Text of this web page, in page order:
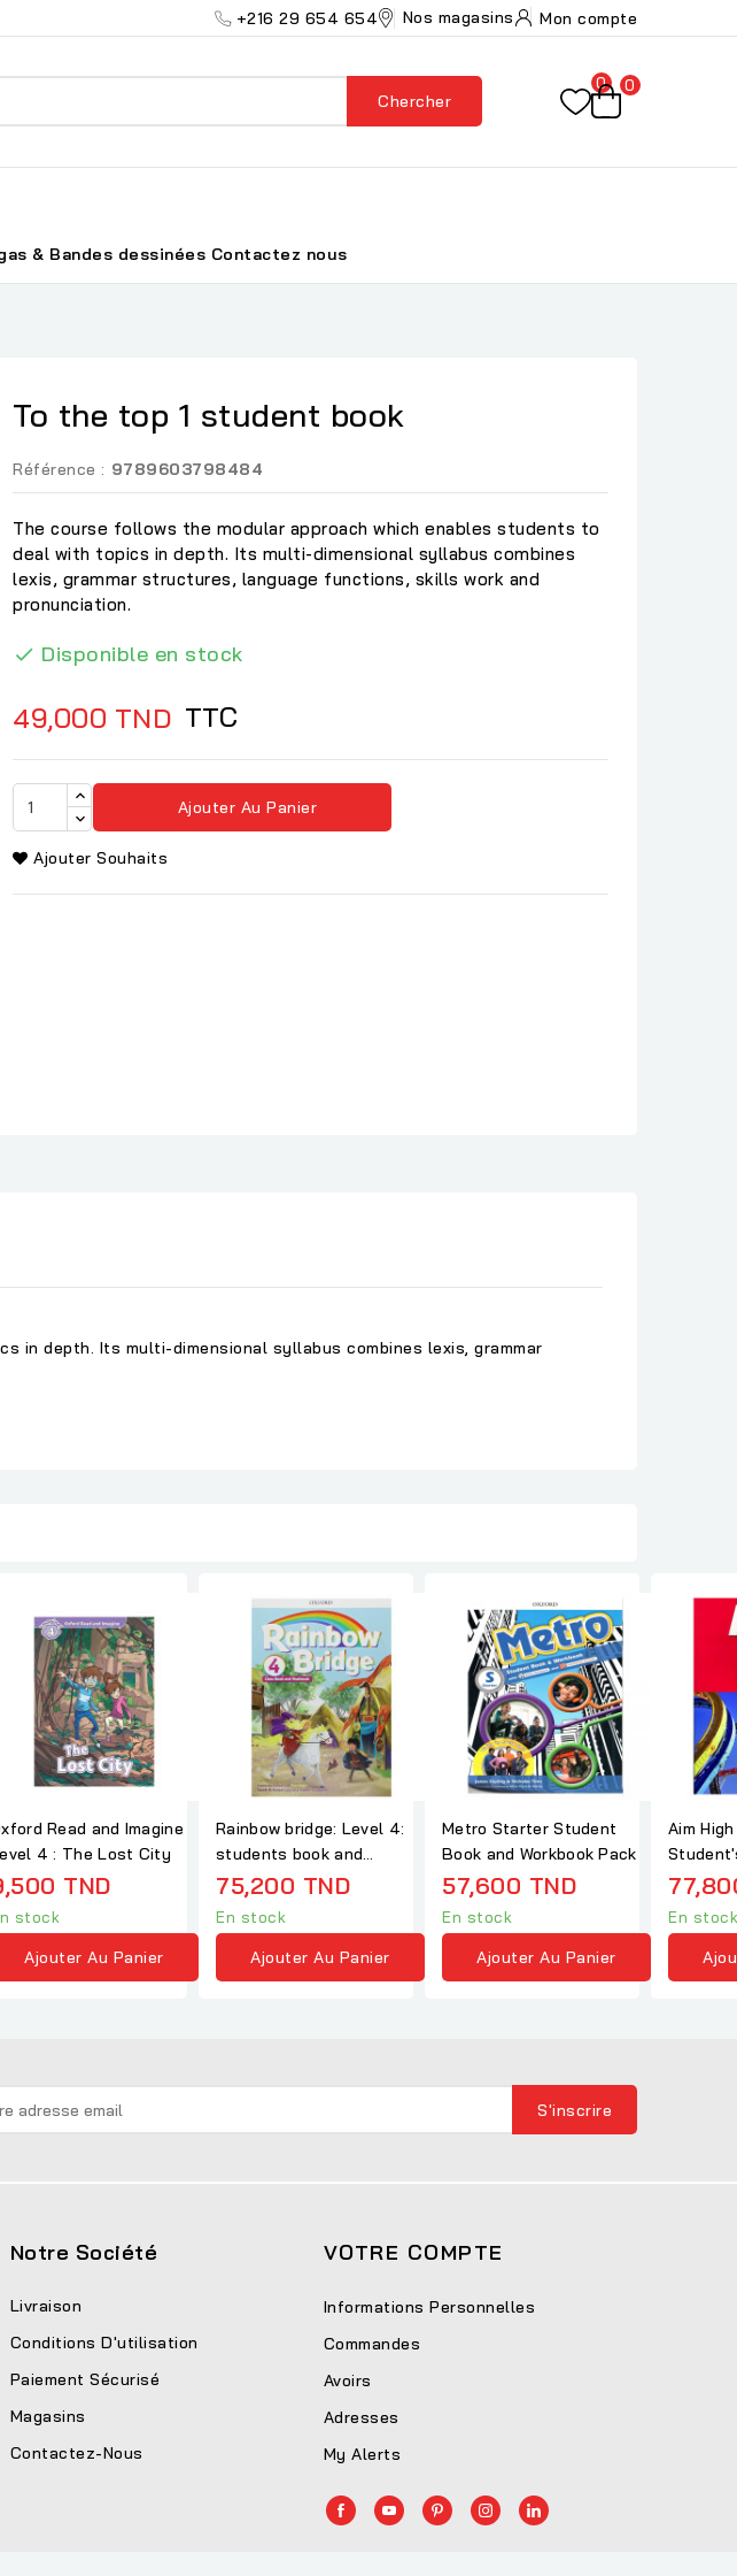
+216 29 654 654 Nos magasins Mon compte
Chercher
0 0
& Bandes dessinées Contactez nous
To the top 1 student book
Référence : 9789603798484
The course follows the modular approach which enables students to
deal with topics in depth. Its multi-dimensional syllabus combines
lexis, grammar structures, language functions, skills work and
pronunciation.
 Disponible en stock
49,000 TND TTC
Ajouter Au Panier
Ajouter Souhaits
in depth. Its multi-dimensional syllabus combines lexis, grammar
Read and Imagine
4 : The Lost City
TND
stock
Ajouter Au Panier
Rainbow bridge: Level 4:
students book and
workbook
75,200 TND
En stock
Ajouter Au Panier
Metro Starter Student
Book and Workbook Pack
57,600 TND
En stock
Ajouter Au Panier
Aim
En stock
Notre Société
Livraison
Conditions D'utilisation
Paiement Sécurisé
Magasins
Contactez-Nous
VOTRE COMPTE
Informations Personnelles
Commandes
Avoirs
Adresses
My Alerts